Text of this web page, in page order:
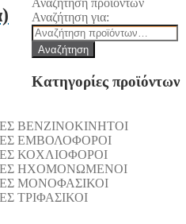
Αναζήτηση προϊόντων
Αναζήτηση για:
Αναζήτηση
Κατηγορίες προϊόντων
ΒΕΝΖΙΝΟΚΙΝΗΤΟΙ
ΕΜΒΟΛΟΦΟΡΟΙ
ΚΟΧΛΙΟΦΟΡΟΙ
ΗΧΟΜΟΝΩΜΕΝΟΙ
ΜΟΝΟΦΑΣΙΚΟΙ
ΤΡΙΦΑΣΙΚΟΙ